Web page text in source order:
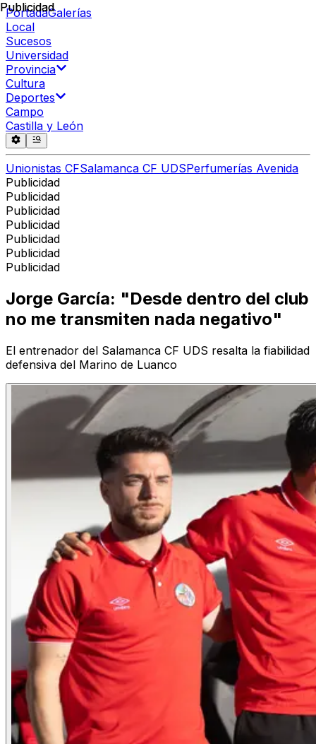
PortadaGalerías
Local
Sucesos
Universidad
Provincia
Cultura
Deportes
Campo
Castilla y León
Unionistas CFSalamanca CF UDSPerfumerías Avenida
Publicidad
Publicidad
Publicidad
Publicidad
Publicidad
Publicidad
Publicidad
Publicidad
Jorge García: "Desde dentro del club
no me transmiten nada negativo"
El entrenador del Salamanca CF UDS resalta la fiabilidad
defensiva del Marino de Luanco
Publicidad